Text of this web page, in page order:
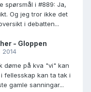
i #889: Ja,
Og jeg tror ikke det
i debatten...
- Gloppen
2014
døme på kva "vi" kan
fellesskap kan ta tak i
gamle sanningar...